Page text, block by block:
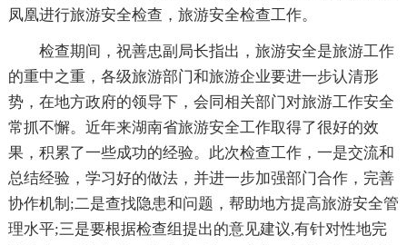
凤凰进行旅游安全检查，旅游安全检查工作。
检查期间，祝善忠副局长指出，旅游安全是旅游工作
的重中之重，各级旅游部门和旅游企业要进一步认清形
势，在地方政府的领导下，会同相关部门对旅游工作安全
常抓不懈。近年来湖南省旅游安全工作取得了很好的效
果，积累了一些成功的经验。此次检查工作，一是交流和
总结经验，学习好的做法，并进一步加强部门合作，完善
协作机制;二是查找隐患和问题，帮助地方提高旅游安全管
理水平;三是要根据检查组提出的意见建议,有针对性地完